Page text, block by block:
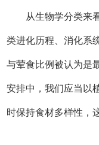
从生物学分类来
类进化历程、消化系
与荤食比例被认为是
安排中，我们应当以
时保持食材多样性，